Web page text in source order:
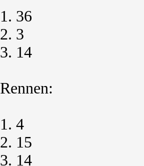
1. 36
2. 3
3. 14
Rennen:
1. 4
2. 15
3. 14